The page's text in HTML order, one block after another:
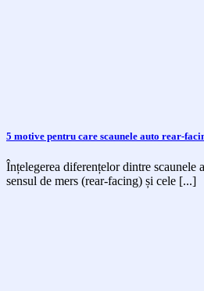
5 motive pentru care scaunele auto rear-
Înțelegerea diferențelor dintre scaunele
sensul de mers (rear-facing) și cele [...]